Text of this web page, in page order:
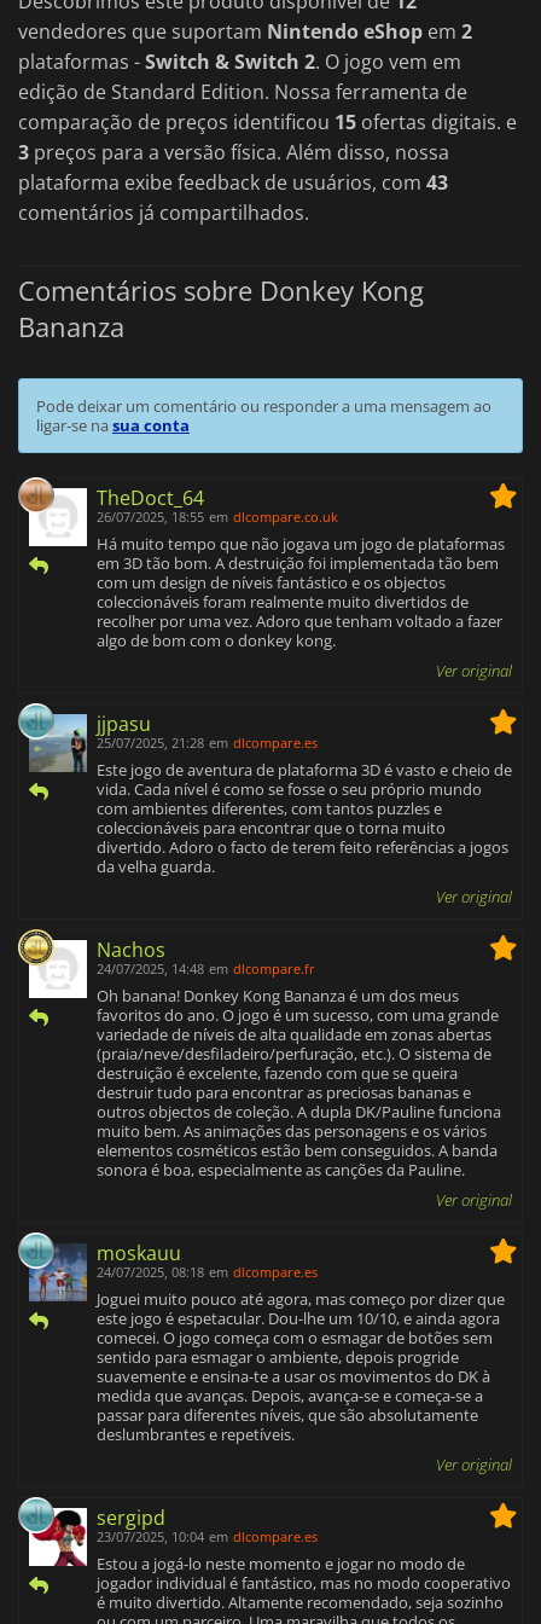
desafiantes e puzzles inventivos, este é Donkey Kong como
nunca o viste antes.Donkey Kong Bananzaé uma aventura
de plataformas obrigatória que estabelece um novo padrão
de ouro para o franchise.
vendedores que suportam Nintendo eShop em 2
plataformas -Switch & Switch 2. O jogo vem em
edição de Standard Edition. Nossa ferramenta de
comparação de preços identificou 15 ofertas digitais. e
3 preços para a versão física. Além disso, nossa
plataforma exibe feedback de usuários, com 43
comentários já compartilhados.
Comentários sobre Donkey Kong
Bananza
Pode deixar um comentário ou responder a uma mensagem ao
ligar-se nasua conta
TheDoct_64
26/07/2025, 18:55 em dlcompare.co.uk
Há muito tempo que não jogava um jogo de plataformas
em 3D tão bom. A destruição foi implementada tão bem
com um design de níveis fantástico e os objectos
coleccionáveis foram realmente muito divertidos de
recolher por uma vez. Adoro que tenham voltado a fazer
algo de bom com o donkey kong.
Ver original
jjpasu
25/07/2025, 21:28 em dlcompare.es
Este jogo de aventura de plataforma 3D é vasto e cheio de
vida. Cada nível é como se fosse o seu próprio mundo
com ambientes diferentes, com tantos puzzles e
coleccionáveis para encontrar que o torna muito
divertido. Adoro o facto de terem feito referências a jogos
da velha guarda.
Ver original
Nachos
24/07/2025, 14:48 em dlcompare.fr
Oh banana! Donkey Kong Bananza é um dos meus
favoritos do ano. O jogo é um sucesso, com uma grande
variedade de níveis de alta qualidade em zonas abertas
(praia/neve/desfiladeiro/perfuração, etc.). O sistema de
destruição é excelente, fazendo com que se queira
destruir tudo para encontrar as preciosas bananas e
outros objectos de coleção. A dupla DK/Pauline funciona
muito bem. As animações das personagens e os vários
elementos cosméticos estão bem conseguidos. A banda
sonora é boa, especialmente as canções da Pauline.
Ver original
moskauu
24/07/2025, 08:18 em dlcompare.es
Joguei muito pouco até agora, mas começo por dizer que
este jogo é espetacular. Dou-lhe um 10/10, e ainda agora
comecei. O jogo começa com o esmagar de botões sem
sentido para esmagar o ambiente, depois progride
suavemente e ensina-te a usar os movimentos do DK à
medida que avanças. Depois, avança-se e começa-se a
passar para diferentes níveis, que são absolutamente
deslumbrantes e repetíveis.
Ver original
sergipd
23/07/2025, 10:04 em dlcompare.es
Estou a jogá-lo neste momento e jogar no modo de
jogador individual é fantástico, mas no modo cooperativo
é muito divertido. Altamente recomendado, seja sozinho